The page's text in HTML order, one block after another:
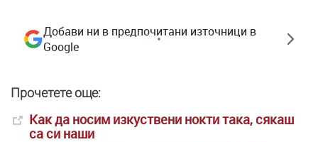
Добави ни в предпочитани източници в
Google
Прочетете още:
Как да носим изкуствени нокти така, сякаш
са си наши